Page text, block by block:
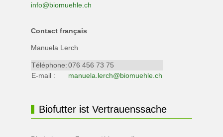
info@biomuehle.ch
Contact français
Manuela Lerch
Téléphone:076 456 73 75
E-mail :
manuela.lerch@biomuehle.ch
Biofutter ist Vertrauenssache